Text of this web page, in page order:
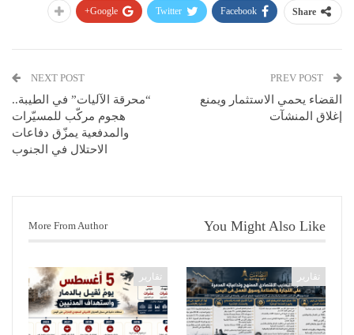
Share
Facebook
Twitter
Google+
القضاء يحمي الاستثمار ويمنع
إغلاق المنشآت
NEXT POST
“محرقة الآليات” في الطيبة..
هجوم مركّب للمسيّرات
والمدفعية يمزّق دفاعات
الاحتلال في الجنوب
You Might Also Like
More From Author
تقارير تقارير